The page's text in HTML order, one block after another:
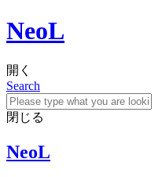
NeoL
開く
Search
閉じる
NeoL